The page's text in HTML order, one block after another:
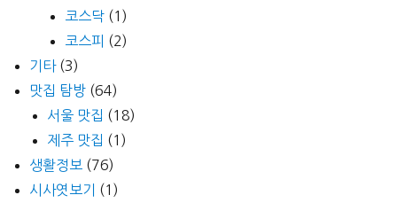
코스닥 (1)
코스피 (2)
기타(3)
맛집 탐방 (64)
서울 맛집 (18)
제주 맛집 (1)
생활정보 (76)
시사엿보기
(1)